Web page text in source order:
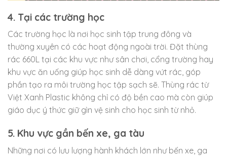
4. Tại các trường học
Các trường học là nơi học sinh tập trung đông và
thường xuyên có các hoạt động ngoài trời. Đặt thùng
rác 660L tại các khu vực như sân chơi, cổng trường hay
khu vực ăn uống giúp học sinh dễ dàng vứt rác, góp
phần tạo ra môi trường học tập sạch sẽ. Thùng rác từ
Việt Xanh Plastic không chỉ có độ bền cao mà còn giúp
giáo dục ý thức giữ gìn vệ sinh cho học sinh từ nhỏ.
5. Khu vực gần bến xe, ga tàu
Những nơi có lưu lượng hành khách lớn như bến xe, ga